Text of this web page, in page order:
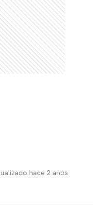
hace 2 años